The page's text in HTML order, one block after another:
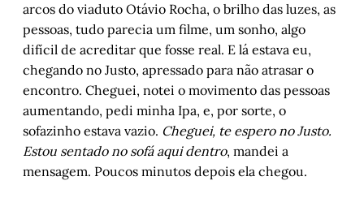
arcos do viaduto Otávio Rocha, o brilho das luzes, as
pessoas, tudo parecia um filme, um sonho, algo
difícil de acreditar que fosse real. E lá estava eu,
chegando no Justo, apressado para não atrasar o
encontro. Cheguei, notei o movimento das pessoas
aumentando, pedi minha Ipa, e, por sorte, o
sofazinho estava vazio. Cheguei, te espero no Justo.
Estou sentado no sofá aqui dentro, mandei a
mensagem. Poucos minutos depois ela chegou.